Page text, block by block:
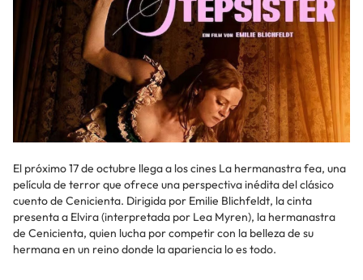
El próximo 17 de octubre llega a los cines La hermanastra fea, una
película de terror que ofrece una perspectiva inédita del clásico
cuento de Cenicienta. Dirigida por Emilie Blichfeldt, la cinta
presenta a Elvira (interpretada por Lea Myren), la hermanastra
de Cenicienta, quien lucha por competir con la belleza de su
hermana en un reino donde la apariencia lo es todo.